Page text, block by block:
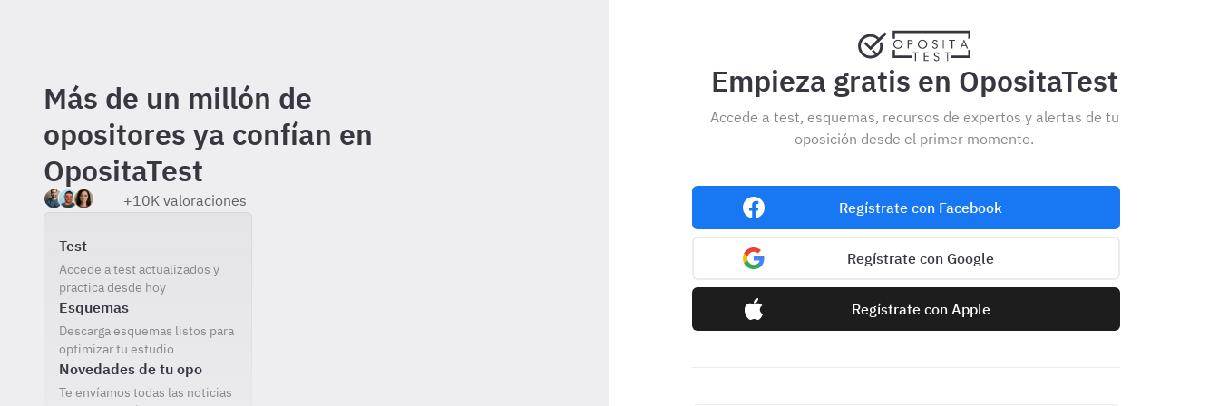
Empieza gratis en OpositaTest
Accede a test, esquemas, recursos de expertos y alertas de tu
oposición desde el primer momento.
Regístrate con Facebook
Regístrate con Google
Regístrate con Apple
Más de un millón de
opositores ya confían en
OpositaTest
+10K valoraciones
Incluido gratis al registrarte
Test
Accede a test actualizados y
practica desde hoy
Esquemas
Descarga esquemas listos para
optimizar tu estudio
Novedades de tu opo
Te envíamos todas las noticias